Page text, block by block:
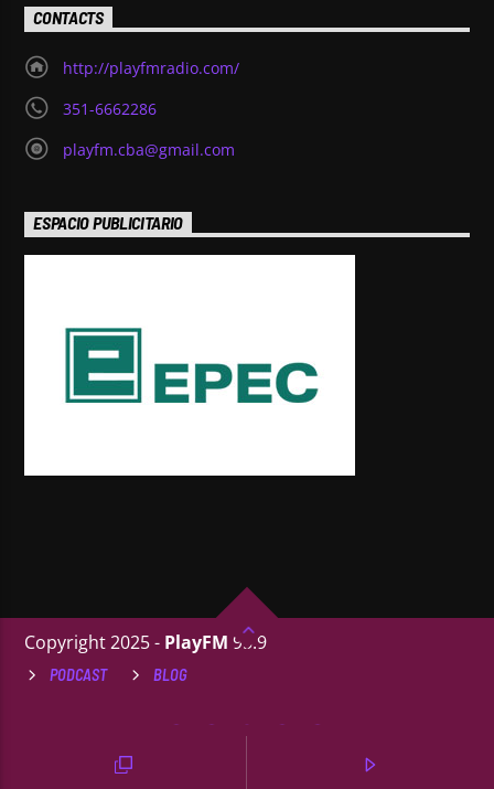
CONTACTS
http://playfmradio.com/
351-6662286
playfm.cba@gmail.com
ESPACIO PUBLICITARIO
Copyright 2025 - PlayFM 95.9
PODCAST BLOG